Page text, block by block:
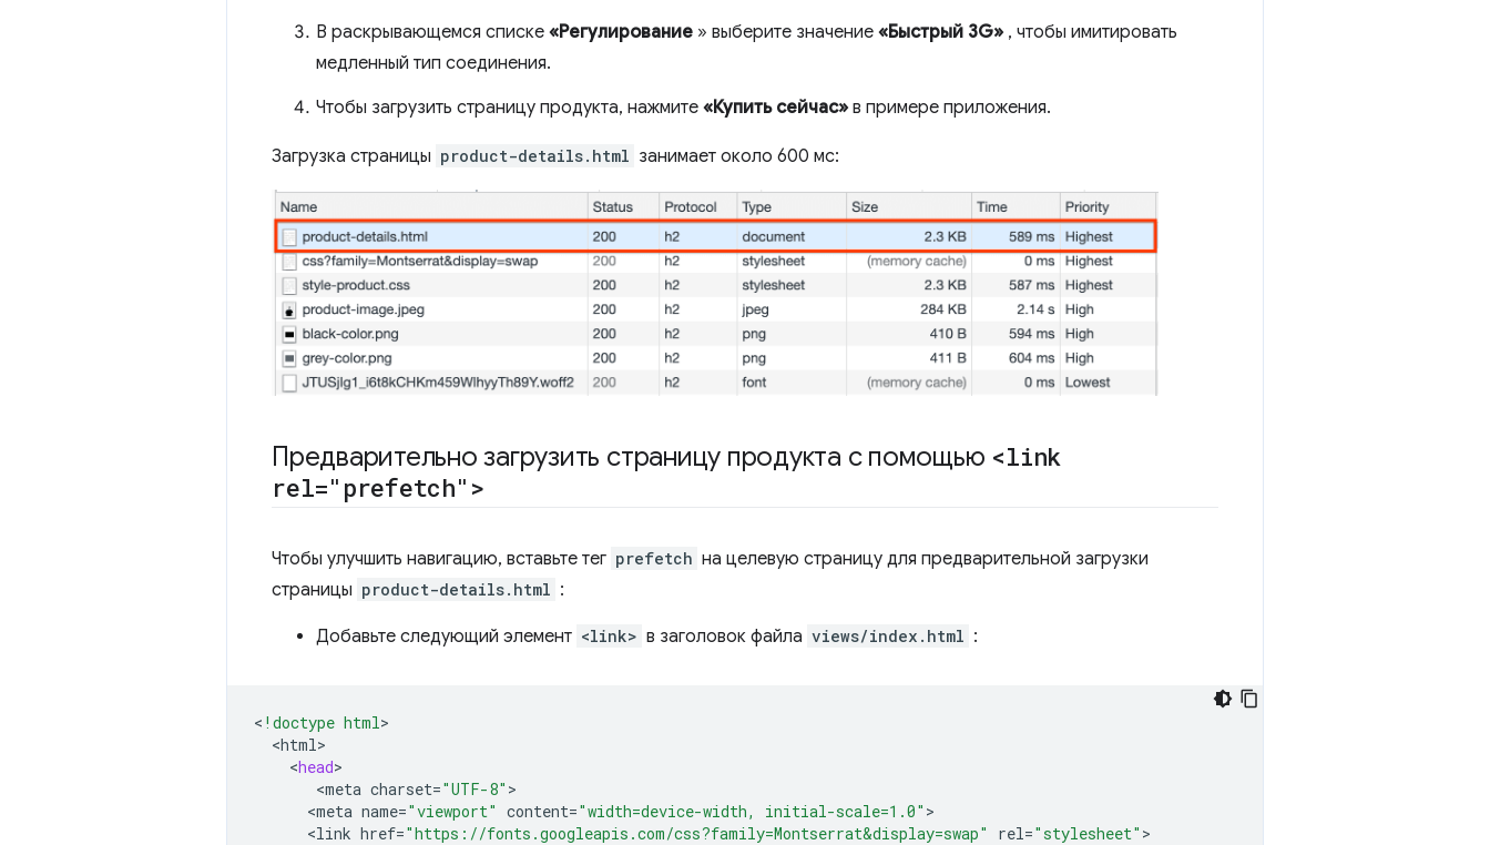
В раскрывающемся списке «Регулирование » выберите значение «Быстрый 3G» , чтобы имитировать
медленный тип соединения.
Чтобы загрузить страницу продукта, нажмите «Купить сейчас» в примере приложения.
Загрузка страницы product-details.html занимает около 600 мс:
Предварительно загрузить страницу продукта с помощью <link
rel="prefetch">
Чтобы улучшить навигацию, вставьте тег prefetch на целевую страницу для предварительной загрузки
страницы product-details.html :
Добавьте следующий элемент <link> в заголовок файла views/index.html :
< !doctype html
<html
<head
<meta charset="UTF-8"
<meta name="viewport" content="width=device-width, initial-scale=1.0"
<link href="https://fonts.googleapis.com/css?family=Montserrat&display=swap" rel="stylesheet" >